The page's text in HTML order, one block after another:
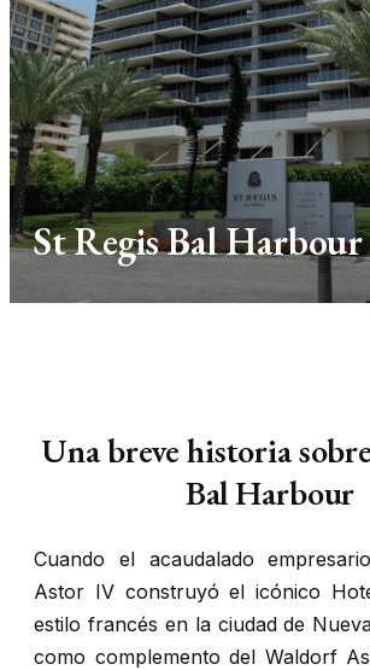
St Regis Bal Harbour
Una breve historia
BalHarbour
Cuando el acaudalado
Astor IV construyó el icónico
estilo francés en la ciudad de
como complemento del Waldorf